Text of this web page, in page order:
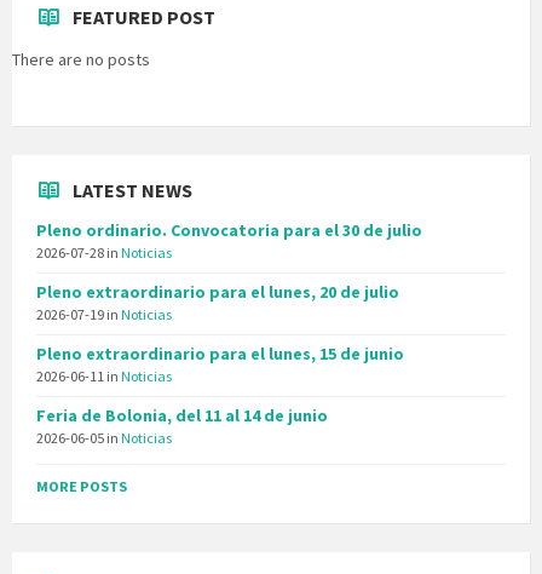
FEATURED POST
There are no posts
LATEST NEWS
Pleno ordinario. Convocatoria para el 30 de julio
2026-07-28 in Noticias
Pleno extraordinario para el lunes, 20 de julio
2026-07-19 in Noticias
Pleno extraordinario para el lunes, 15 de junio
2026-06-11 in Noticias
Feria de Bolonia, del 11 al 14 de junio
2026-06-05 in Noticias
MORE POSTS